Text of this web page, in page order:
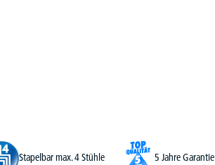
Stapelbar max. 4 Stühle 5 Jahre Garantie